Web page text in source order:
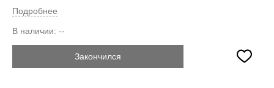
Подробнее
В наличии: --
Закончился